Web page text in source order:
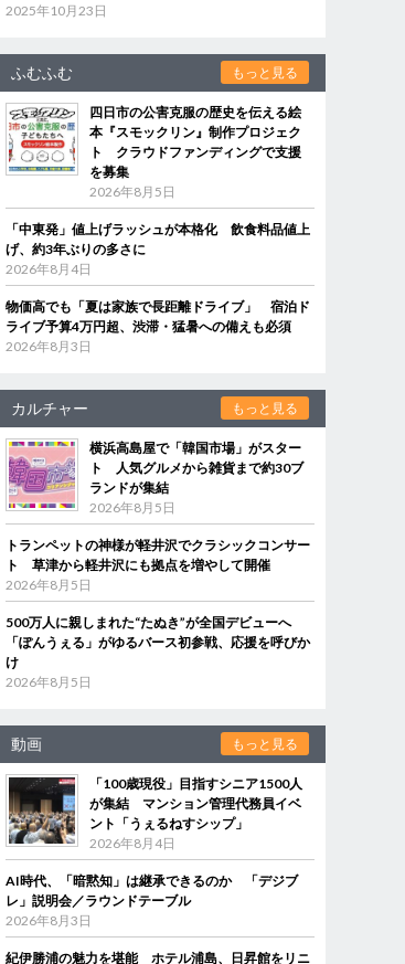
2025年10月23日
ふむふむ もっと見る
四日市の公害克服の歴史を伝える絵
本『スモックリン』制作プロジェク
ト クラウドファンディングで支援
を募集
2026年8月5日
「中東発」値上げラッシュが本格化 飲食料品値上
げ、約3年ぶりの多さに
2026年8月4日
物価高でも「夏は家族で長距離ドライブ」 宿泊ド
ライブ予算4万円超、渋滞・猛暑への備えも必須
2026年8月3日
カルチャー もっと見る
横浜高島屋で「韓国市場」がスター
ト 人気グルメから雑貨まで約30ブ
ランドが集結
2026年8月5日
トランペットの神様が軽井沢でクラシックコンサー
ト 草津から軽井沢にも拠点を増やして開催
2026年8月5日
500万人に親しまれた“たぬき”が全国デビューへ
「ぽんうぇる」がゆるバース初参戦、応援を呼びか
け
2026年8月5日
動画 もっと見る
「100歳現役」目指すシニア1500人
が集結 マンション管理代務員イベ
ント「うぇるねすシップ」
2026年8月4日
AI時代、「暗黙知」は継承できるのか 「デジブ
レ」説明会／ラウンドテーブル
2026年8月3日
紀伊勝浦の魅力を堪能 ホテル浦島、日昇館をリニ